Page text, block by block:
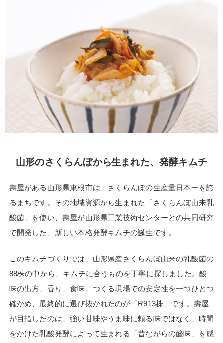
山形のさくらんぼから生まれた、発酵キムチ
壽屋がある山形県東根市は、さくらんぼの生産量日本一を誇
るまちです。その地域資源から生まれた「さくらんぼ由来乳
酸菌」を使い、壽屋が山形県工業技術センターとの共同研究
で開発した、新しい本格発酵キムチの誕生です。
このキムチづくりでは、山形県産さくらんぼ由来の乳酸菌の
88株の中から、キムチに合うものを丁寧に探しました。酸
味の出方、香り、食味、つくる現場での安定性を一つひとつ
確かめ、最終的に選び抜かれたのが「R913株」です。壽屋
が目指したのは、強い甘味やうま味に頼る味ではなく、時間
をかけた乳酸発酵によって生まれる「昔ながらの酸味」を感